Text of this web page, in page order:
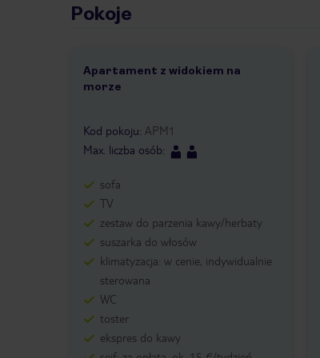
Pokoje
Apartament z widokiem na
morze
1 /3
Kod pokoju: APM1
Max. liczba osób:
sofa
TV
zestaw do parzenia kawy/herbaty
suszarka do włosów
klimatyzacja: w cenie, indywidualnie
sterowana
WC
toster
ekspres do kawy